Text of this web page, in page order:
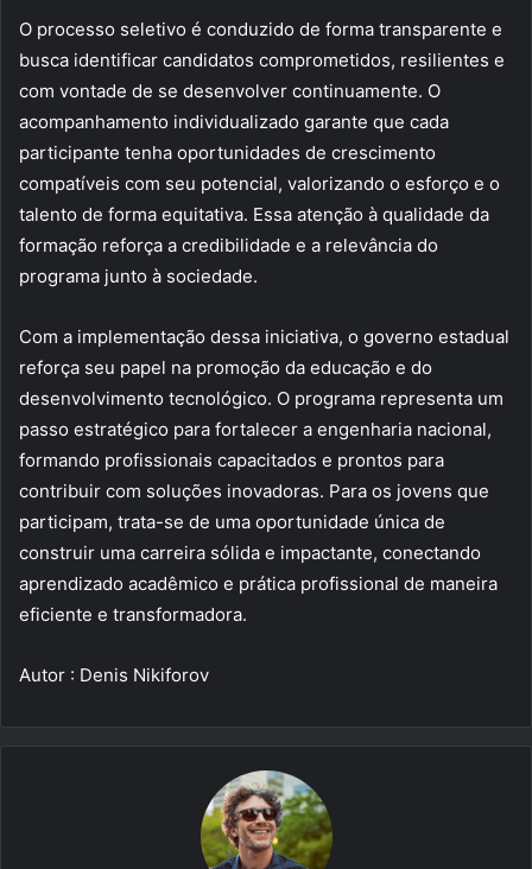
O processo seletivo é conduzido de forma transparente e
busca identificar candidatos comprometidos, resilientes e
com vontade de se desenvolver continuamente. O
acompanhamento individualizado garante que cada
participante tenha oportunidades de crescimento
compatíveis com seu potencial, valorizando o esforço e o
talento de forma equitativa. Essa atenção à qualidade da
formação reforça a credibilidade e a relevância do
programa junto à sociedade.
Com a implementação dessa iniciativa, o governo estadual
reforça seu papel na promoção da educação e do
desenvolvimento tecnológico. O programa representa um
passo estratégico para fortalecer a engenharia nacional,
formando profissionais capacitados e prontos para
contribuir com soluções inovadoras. Para os jovens que
participam, trata-se de uma oportunidade única de
construir uma carreira sólida e impactante, conectando
aprendizado acadêmico e prática profissional de maneira
eficiente e transformadora.
Autor : Denis Nikiforov